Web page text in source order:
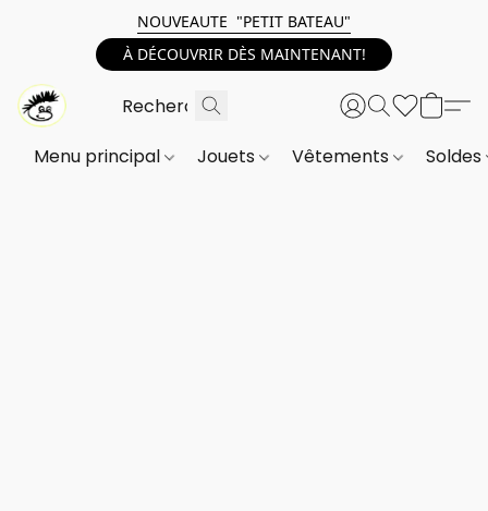
NOUVEAUTE "PETIT BATEAU"
À DÉCOUVRIR DÈS MAINTENANT!
Menu principal Jouets Vêtements Soldes